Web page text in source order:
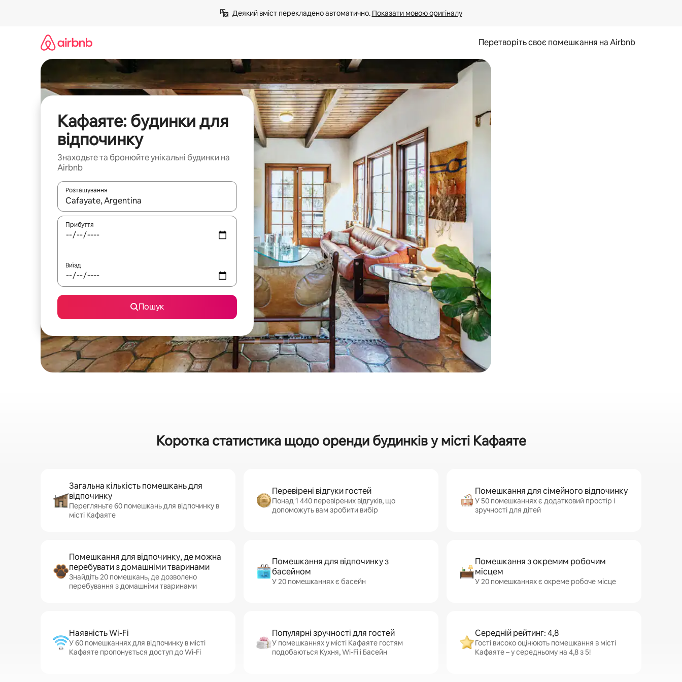
Деякий вміст перекладено автоматично. Показати мовою оригіналу
Перетворіть своє помешкання на Airbnb
Кафаяте: будинки для
відпочинку
Знаходьте та бронюйте унікальні будинки на
Airbnb
Розташування
Отримавши результати пошуку, використовуйте для навігації сторінкою клавіші зі стрілками вгору та вниз або жести дотику та гортання.
Прибуття
Виїзд
Пошук
Коротка статистика щодо оренди будинків у місті Кафаяте
Загальна кількість помешкань для
відпочинку
Перегляньте 60 помешкань для відпочинку в
місті Кафаяте
Перевірені відгуки гостей
Понад 1 440 перевірених відгуків, що
допоможуть вам зробити вибір
Помешкання для сімейного відпочинку
У 50 помешканнях є додатковий простір і
зручності для дітей
Помешкання для відпочинку, де можна
перебувати з домашніми тваринами
Знайдіть 20 помешкань, де дозволено
перебування з домашніми тваринами
Помешкання для відпочинку з
басейном
У 20 помешканнях є басейн
Помешкання з окремим робочим
місцем
У 20 помешканнях є окреме робоче місце
Наявність Wi-Fi
У 60 помешканнях для відпочинку в місті
Кафаяте пропонується доступ до Wi-Fi
Популярні зручності для гостей
У помешканнях у місті Кафаяте гостям
подобаються Кухня, Wi-Fi і Басейн
Середній рейтинг: 4,8
Гості високо оцінюють помешкання в місті
Кафаяте – у середньому на 4,8 з 5!